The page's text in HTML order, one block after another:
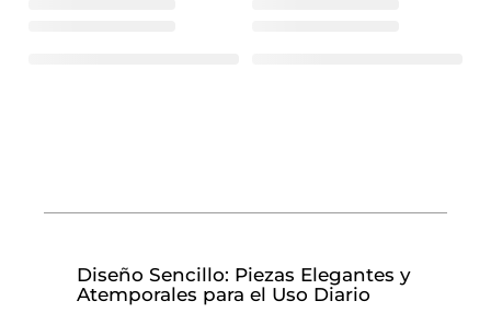
Diseño Sencillo: Piezas Elegantes y
Atemporales para el Uso Diario